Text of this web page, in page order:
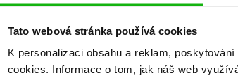
Tato webová stránka používá cookies
K personalizaci obsahu a reklam,
cookies. Informace o tom, jak náš web
© Fronteiras do Pensamento